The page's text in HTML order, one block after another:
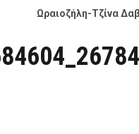
Ωραιοζήλη-Τζίνα